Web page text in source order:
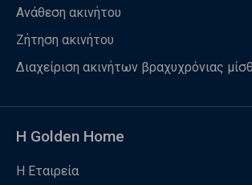
Ανάθεση ακινήτου
Ζήτηση ακινήτου
Διαχείριση ακινήτων βραχυχρόνιας
Η Golden Home
Η Εταιρεία